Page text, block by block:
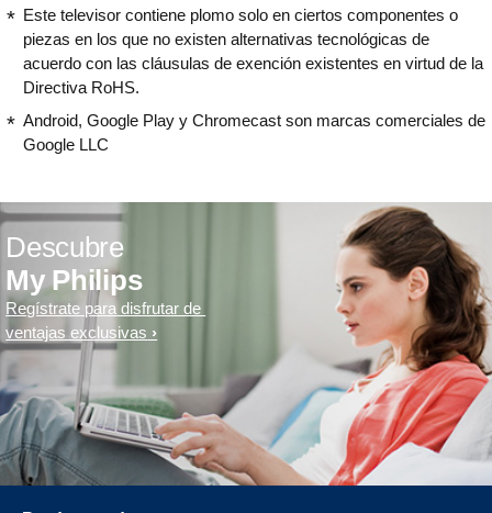
Este televisor contiene plomo solo en ciertos componentes o
piezas en los que no existen alternativas tecnológicas de
acuerdo con las cláusulas de exención existentes en virtud de la
Directiva RoHS.
Android, Google Play y Chromecast son marcas comerciales de
Google LLC
Descubre
My Philips
Regístrate para disfrutar de
ventajas exclusivas